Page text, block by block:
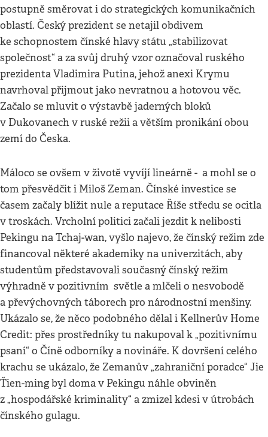
postupně směrovat i do strategických komunikačních
oblastí. Český prezident se netajil obdivem
ke schopnostem čínské hlavy státu „stabilizovat
společnost“ a za svůj druhý vzor označoval ruského
prezidenta Vladimira Putina, jehož anexi Krymu
navrhoval přijmout jako nevratnou a hotovou věc.
Začalo se mluvit o výstavbě jaderných bloků
v Dukovanech v ruské režii a větším pronikání obou
zemí do Česka.
Máloco se ovšem v životě vyvíjí lineárně - a mohl se o
tom přesvědčit i Miloš Zeman. Čínské investice se
časem začaly blížit nule a reputace Říše středu se ocitla
v troskách. Vrcholní politici začali jezdit k nelibosti
Pekingu na Tchaj-wan, vyšlo najevo, že čínský režim zde
financoval některé akademiky na univerzitách, aby
studentům představovali současný čínský režim
výhradně v pozitivním světle a mlčeli o nesvobodě
a převýchovných táborech pro národnostní menšiny.
Ukázalo se, že něco podobného dělal i Kellnerův Home
Credit: přes prostředníky tu nakupoval k „pozitivnímu
psaní“ o Číně odborníky a novináře. K dovršení celého
krachu se ukázalo, že Zemanův „zahraniční poradce“ Jie
Ťien-ming byl doma v Pekingu náhle obviněn
z „hospodářské kriminality“ a zmizel kdesi v útrobách
čínského gulagu.